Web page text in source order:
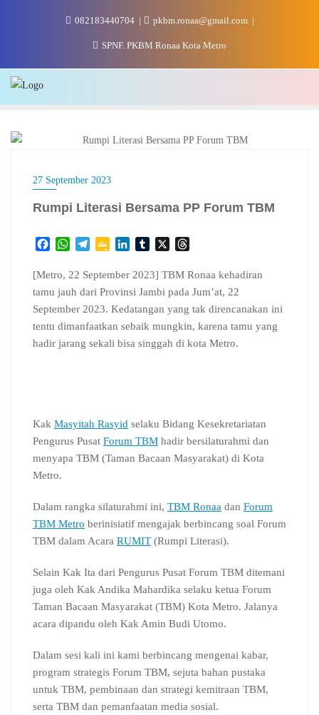
082183440704 pkbm.ronaa@gmail.com
SPNF. PKBM Ronaa Kota Metro
27 September 2023
Rumpi Literasi Bersama PP Forum TBM
c
o
o
k
W
a
t
A
p
p
l
r
a
m
G
o
e
C
l
o
m
n
k
d
I
n
m
r
X
r
e
d
s
[Metro, 22 September 2023] TBM Ronaa kehadiran
tamu jauh dari Provinsi Jambi pada Jum’at, 22
September 2023. Kedatangan yang tak direncanakan ini
tentu dimanfaatkan sebaik mungkin, karena tamu yang
hadir jarang sekali bisa singgah di kota Metro.
Kak Masyitah Rasyid selaku Bidang Kesekretariatan
Pengurus Pusat Forum TBM hadir bersilaturahmi dan
menyapa TBM (Taman Bacaan Masyarakat) di Kota
Metro.
Dalam rangka silaturahmi ini, TBM Ronaa dan Forum
TBM Metro berinisiatif mengajak berbincang soal Forum
TBM dalam Acara RUMIT (Rumpi Literasi).
Selain Kak Ita dari Pengurus Pusat Forum TBM ditemani
juga oleh Kak Andika Mahardika selaku ketua Forum
Taman Bacaan Masyarakat (TBM) Kota Metro. Jalanya
acara dipandu oleh Kak Amin Budi Utomo.
Dalam sesi kali ini kami berbincang mengenai kabar,
program strategis Forum TBM, sejuta bahan pustaka
untuk TBM, pembinaan dan strategi kemitraan TBM,
serta TBM dan pemanfaatan media sosial.